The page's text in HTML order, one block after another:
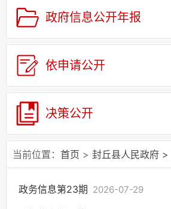
权责清单
三定规定
公务员招考
许可/对外管理服务
处罚强制信息
建议提案办理结果公示
政府工作报告
政府集中采购
政府信息公开年报
依申请公开
决策公开
当前位置： 首页 > 封丘县人民政府 >
政务信息第23期 2026-07-29